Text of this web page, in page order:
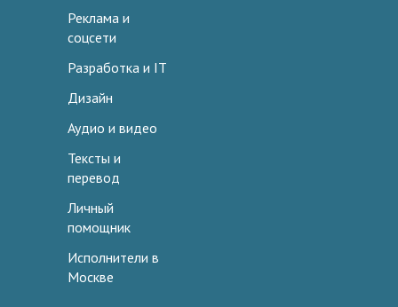
Реклама и
соцсети
Разработка и IT
Дизайн
Аудио и видео
Тексты и
перевод
Личный
помощник
Исполнители в
Москве